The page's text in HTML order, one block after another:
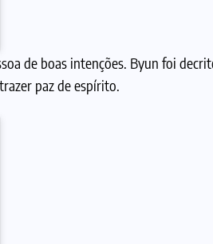
de boas intenções. Byun foi
paz de espírito.